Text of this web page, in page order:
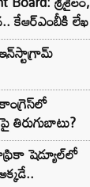
కేఆర్ఎంబీకి లేఖ
తిరుగుబాటు?
షెడ్యూల్‌లో